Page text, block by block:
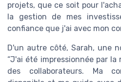
projets, que ce soit pour
la gestion de mes
confiance que j'ai avec mon
D'un autre côté, Sarah, une
“J'ai été impressionnée par
des collaborateurs. Ma